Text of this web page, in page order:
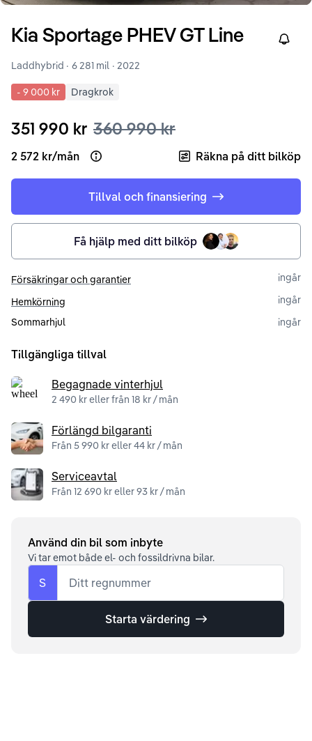
Kia Sportage PHEV GT Line Right
Laddhybrid · 6 281 mil · 2022
- 9 000 kr Dragkrok
351 990 kr 360 990 kr
2 572 kr/mån Open loan example Räkna på ditt bilköp
Tillval och finansiering
Få hjälp med ditt bilköp
Försäkringar och garantier
ingår
Hemkörning
ingår
Sommarhjul
ingår
Tillgängliga tillval
Begagnade vinterhjul
2 490 kr eller från 18 kr / mån
Förlängd bilgaranti
Från 5 990 kr eller 44 kr / mån
Serviceavtal
Från 12 690 kr eller 93 kr / mån
Använd din bil som inbyte
Vi tar emot både el- och fossildrivna bilar.
S Ditt regnummer
Starta värdering